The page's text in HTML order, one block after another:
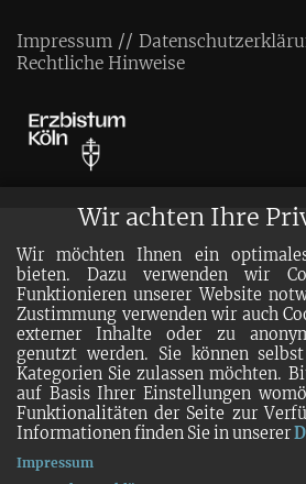
Wir achten Ihre
Wir möchten Ihnen ein
bieten. Dazu verwenden wir
Funktionieren unserer Website
Zustimmung verwenden wir auch
externer Inhalte oder zu
genutzt werden. Sie können
Kategorien Sie zulassen möchten.
auf Basis Ihrer Einstellungen
Funktionalitäten der Seite zur
Informationen finden Sie in unserer
Impressum
Impressum
Rechtliche Hinweise